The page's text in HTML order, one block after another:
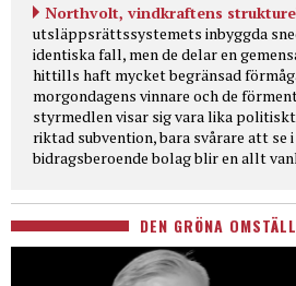
Northvolt, vindkraftens
utsläppsrättssystemets inbyggda
identiska fall, men de delar en
hittills haft mycket begränsad
morgondagens vinnare och de
styrmedlen visar sig vara lika
riktad subvention, bara svårare att se
bidragsberoende bolag blir en allt
DEN GRÖNA